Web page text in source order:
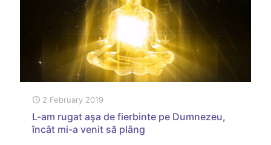
2 February 2019
L-am rugat aşa de fierbinte pe Dumnezeu,
încât mi-a venit să plâng